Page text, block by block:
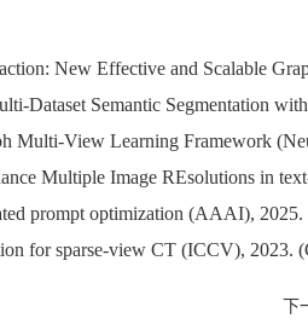
New Effective and Scalable
Dataset Semantic Segmentation
Multi-View Learning Framework
Multiple Image REsolutions in
prompt optimization (AAAI),
for sparse-view CT (ICCV), 2023.
下